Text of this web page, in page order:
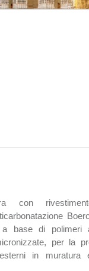
con
base di polimeri
per la
in muratura